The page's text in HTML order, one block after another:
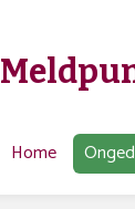
Home